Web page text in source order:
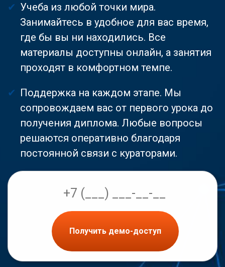
Учеба из любой точки мира.
Занимайтесь в удобное для вас время,
где бы вы ни находились. Все
материалы доступны онлайн, а занятия
проходят в комфортном темпе.
Поддержка на каждом этапе. Мы
сопровождаем вас от первого урока до
получения диплома. Любые вопросы
решаются оперативно благодаря
постоянной связи с кураторами.
Получить демо-доступ